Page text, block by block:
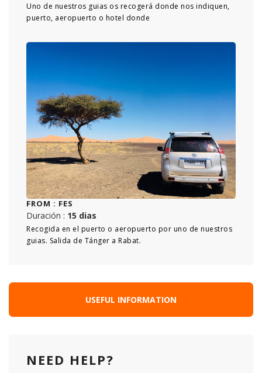
Uno de nuestros guias os recogerá donde nos indiquen,
puerto, aeropuerto o hotel donde
FROM : FES
Duración : 15 dias
Recogida en el puerto o aeropuerto por uno de nuestros
guias. Salida de Tánger a Rabat.
USEFUL INFORMATION
NEED HELP?